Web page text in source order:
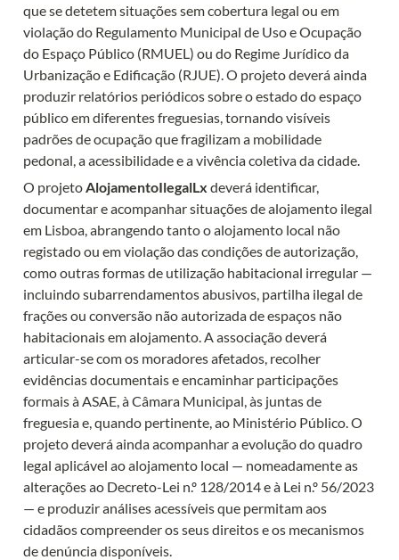
que se detetem situações sem cobertura legal ou em
violação do Regulamento Municipal de Uso e Ocupação
do Espaço Público (RMUEL) ou do Regime Jurídico da
Urbanização e Edificação (RJUE). O projeto deverá ainda
produzir relatórios periódicos sobre o estado do espaço
público em diferentes freguesias, tornando visíveis
padrões de ocupação que fragilizam a mobilidade
pedonal, a acessibilidade e a vivência coletiva da cidade.
O projeto AlojamentoIlegalLx deverá identificar,
documentar e acompanhar situações de alojamento ilegal
em Lisboa, abrangendo tanto o alojamento local não
registado ou em violação das condições de autorização,
como outras formas de utilização habitacional irregular —
incluindo subarrendamentos abusivos, partilha ilegal de
frações ou conversão não autorizada de espaços não
habitacionais em alojamento. A associação deverá
articular-se com os moradores afetados, recolher
evidências documentais e encaminhar participações
formais à ASAE, à Câmara Municipal, às juntas de
freguesia e, quando pertinente, ao Ministério Público. O
projeto deverá ainda acompanhar a evolução do quadro
legal aplicável ao alojamento local — nomeadamente as
alterações ao Decreto-Lei n.º 128/2014 e à Lei n.º 56/2023
— e produzir análises acessíveis que permitam aos
cidadãos compreender os seus direitos e os mecanismos
de denúncia disponíveis.